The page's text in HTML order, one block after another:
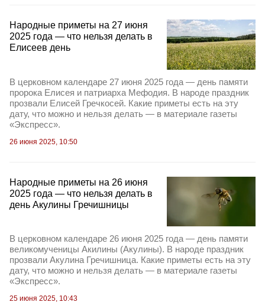
Народные приметы на 27 июня
2025 года — что нельзя делать в
Елисеев день
В церковном календаре 27 июня 2025 года — день памяти
пророка Елисея и патриарха Мефодия. В народе праздник
прозвали Елисей Гречкосей. Какие приметы есть на эту
дату, что можно и нельзя делать — в материале газеты
«Экспресс».
26 июня 2025, 10:50
Народные приметы на 26 июня
2025 года — что нельзя делать в
день Акулины Гречишницы
В церковном календаре 26 июня 2025 года — день памяти
великомученицы Акилины (Акулины). В народе праздник
прозвали Акулина Гречишница. Какие приметы есть на эту
дату, что можно и нельзя делать — в материале газеты
«Экспресс».
25 июня 2025, 10:43